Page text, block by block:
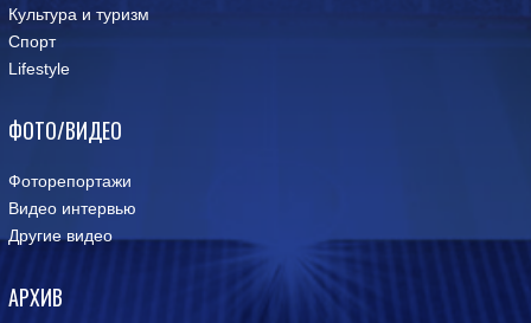
Культура и туризм
Спорт
Lifestyle
ФОТО/ВИДЕО
Фоторепортажи
Видео интервью
Другие видео
АРХИВ